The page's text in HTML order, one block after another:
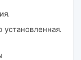
установленная.